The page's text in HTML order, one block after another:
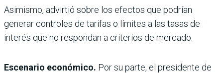
Asimismo, advirtió sobre los efectos que podrían
generar controles de tarifas o límites a las tasas de
interés que no respondan a criterios de mercado.
Escenario económico. Por su parte, el presidente de